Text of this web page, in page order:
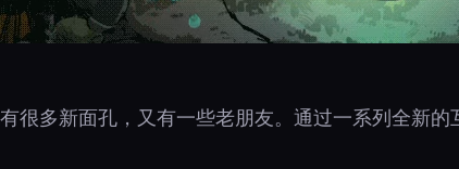
很多新面孔，又有一些老朋友。通过一系列全新